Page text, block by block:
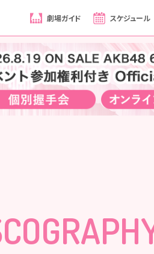
劇場ガイド スケジュール